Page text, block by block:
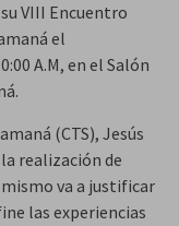
VIII Encuentro
el
A.M, en el Salón
(CTS), Jesús
realización de
va a justificar
las experiencias